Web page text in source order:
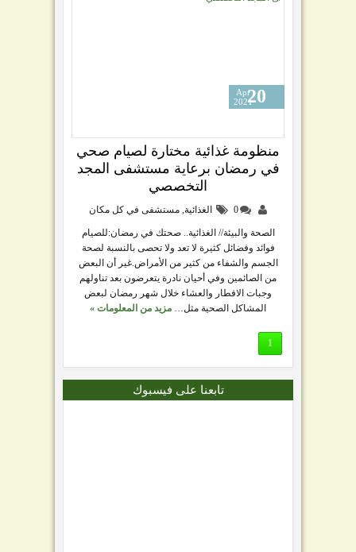
منظومة غذائية مختارة لصيام صحي
في رمضان برعاية مستشفى المجد
التخصصي
0 الغذائية مستشفى في كل مكان
الصحة والبيئة// الغذائية.. صحتك في رمضان:للصيام
فوائد وفضائل كثيرة لا تعد ولا تحصى بالنسبة لصحة
الجسم والشفاء من كثير من الأمراض.غير أن البعض
من الصائمين وفي أحيان نادرة يتعرضون بعد تناولهم
وجبات الافطار والعشاء خلال شهر رمضان لبعض
المشاكل الصحية مثل…
مزيد من المعلومات »
20
Apr
2021
1
تابعنا على فيسبوك